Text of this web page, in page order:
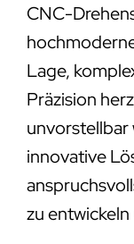
CNC-
Lage,
Präzision
unvorstellbar
innovative
zu